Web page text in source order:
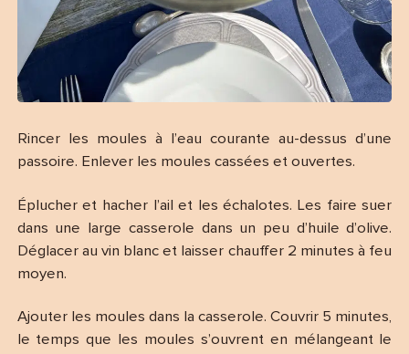
Rincer les moules à l’eau courante au-dessus d’une
passoire. Enlever les moules cassées et ouvertes.
Éplucher et hacher l’ail et les échalotes. Les faire suer
dans une large casserole dans un peu d’huile d’olive.
Déglacer au vin blanc et laisser chauffer 2 minutes à feu
moyen.
Ajouter les moules dans la casserole. Couvrir 5 minutes,
le temps que les moules s’ouvrent en mélangeant le